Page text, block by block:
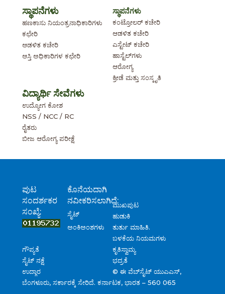
ಸ್ಥಾಪನೆಗಳು
ಹಣಕಾಸು ನಿಯಂತ್ರನಾಧಿಕಾರಿಗಳು
ಕಛೇರಿ
ಆಡಳಿತ ಕಚೇರಿ
ಆಸ್ತಿ ಅಧಿಕಾರಿಗಳ ಕಛೇರಿ
ಸ್ಥಾಪನೆಗಳು
ಕಂಟ್ರೋಲರ್ ಕಚೇರಿ
ಆಡಳಿತ ಕಚೇರಿ
ಎಸ್ಟೇಟ್ ಕಚೇರಿ
ಹಾಸ್ಟೆಲ್‌ಗಳು
ಆರೋಗ್ಯ
ಕ್ರೀಡೆ ಮತ್ತು ಸಂಸ್ಕೃತಿ
ವಿದ್ಯಾರ್ಥಿ ಸೇವೆಗಳು
ಉದ್ಯೋಗ ಕೋಶ
NSS / NCC / RC
ರೈತರು
ಬೀಜ ಆರೋಗ್ಯ ಪರೀಕ್ಷೆ
ಪುಟ
ಸಂದರ್ಶಕರ
ಸಂಖ್ಯೆ:
ಕೊನೆಯದಾಗಿ
ನವೀಕರಿಸಲಾಗಿದೆ:
ಸೈಟ್
ಅಂಕಿಅಂಶಗಳು
ಮುಖಪುಟ
ಹುಡುಕಿ
ತುರ್ತು ಮಾಹಿತಿ.
ಬಳಕೆಯ ನಿಯಮಗಳು
ಗೌಪ್ಯತೆ
ಕೃತಿಸ್ವಾಮ್ಯ
ಸೈಟ್ ನಕ್ಷೆ
ಭದ್ರತೆ
ಉದ್ಗಾರ
© ಈ ವೆಬ್‌ಸೈಟ್ ಯುಎಎಸ್,
ಬೆಂಗಳೂರು, ಸರ್ಕಾರಕ್ಕೆ ಸೇರಿದೆ. ಕರ್ನಾಟಕ, ಭಾರತ – 560 065